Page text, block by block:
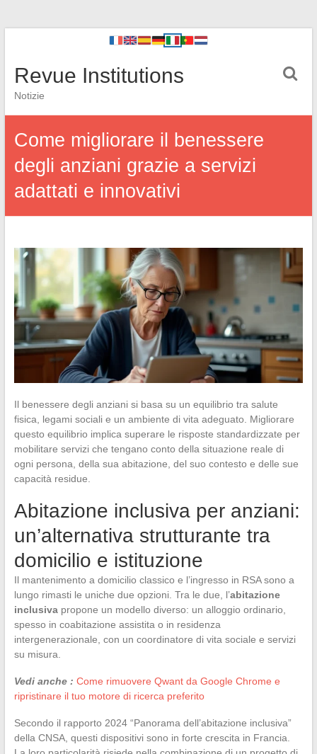
Revue Institutions
Notizie
Come migliorare il benessere
degli anziani grazie a servizi
adattati e innovativi
Il benessere degli anziani si basa su un equilibrio tra salute
fisica, legami sociali e un ambiente di vita adeguato. Migliorare
questo equilibrio implica superare le risposte standardizzate per
mobilitare servizi che tengano conto della situazione reale di
ogni persona, della sua abitazione, del suo contesto e delle sue
capacità residue.
Abitazione inclusiva per anziani:
un’alternativa strutturante tra
domicilio e istituzione
Il mantenimento a domicilio classico e l’ingresso in RSA sono a
lungo rimasti le uniche due opzioni. Tra le due, l’abitazione
inclusivapropone un modello diverso: un alloggio ordinario,
spesso in coabitazione assistita o in residenza
intergenerazionale, con un coordinatore di vita sociale e servizi
su misura.
Vedi anche : Come rimuovere Qwant da Google Chrome e
ripristinare il tuo motore di ricerca preferito
Secondo il rapporto 2024 “Panorama dell’abitazione inclusiva”
della CNSA, questi dispositivi sono in forte crescita in Francia.